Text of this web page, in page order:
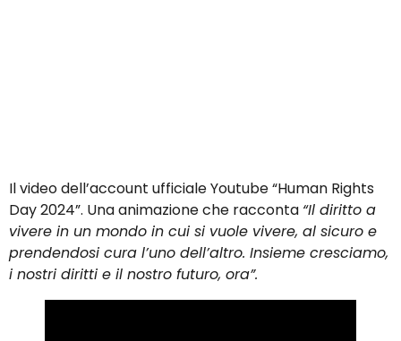
Il video dell’account ufficiale Youtube “Human Rights
Day 2024”. Una animazione che racconta “Il diritto a
vivere in un mondo in cui si vuole vivere, al sicuro e
prendendosi cura l’uno dell’altro. Insieme cresciamo,
i nostri diritti e il nostro futuro, ora”.